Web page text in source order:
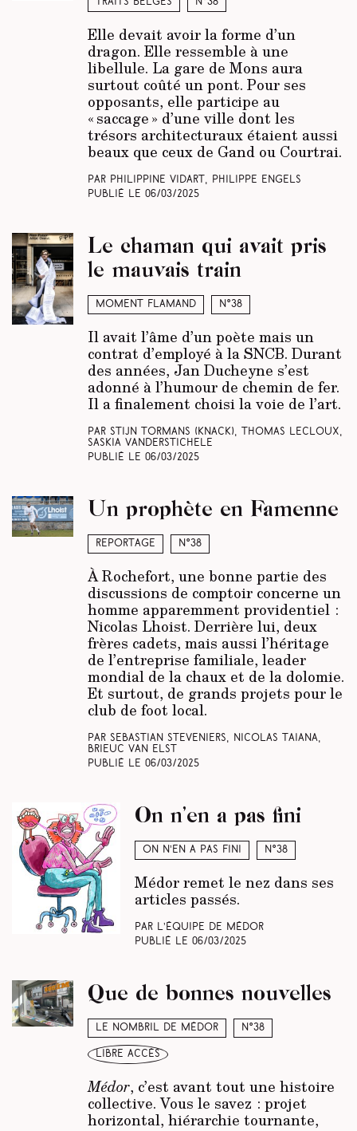
Traits belges N°38
Elle devait avoir la forme d’un
dragon. Elle ressemble à une
libellule. La gare de Mons aura
surtout coûté un pont. Pour ses
opposants, elle participe au
« saccage » d’une ville dont les
trésors architecturaux étaient aussi
beaux que ceux de Gand ou Courtrai.
Par Philippine Vidart, Philippe Engels
Publié le 06/03/2025
Moment Flamand N°38
Le chaman qui avait pris
le mauvais train
Il avait l’âme d’un poète mais un
contrat d’employé à la SNCB. Durant
des années, Jan Ducheyne s’est
adonné à l’humour de chemin de fer.
Il a finalement choisi la voie de l’art.
Par Stijn Tormans (Knack) , Thomas Lecloux,
Saskia Vanderstichele
Publié le 06/03/2025
Reportage N°38
Un prophète en Famenne
À Rochefort, une bonne partie des
discussions de comptoir concerne un
homme apparemment providentiel :
Nicolas Lhoist. Derrière lui, deux
frères cadets, mais aussi l’héritage
de l’entreprise familiale, leader
mondial de la chaux et de la dolomie.
Et surtout, de grands projets pour le
club de foot local.
Par Sebastian Steveniers, Nicolas Taiana,
Brieuc Van Elst
Publié le 06/03/2025
On n’en a pas fini N°38
On n’en a pas fini
Médor remet le nez dans ses
articles passés.
Par L’équipe de Médor
Publié le06/03/2025
Le nombril de Médor N°38
libre accès
Que de bonnes nouvelles
Médor, c’est avant tout une histoire
collective. Vous le savez : projet
horizontal, hiérarchie tournante,